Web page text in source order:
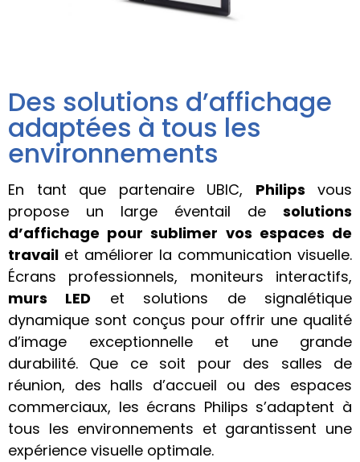
Des solutions d’affichage
adaptées à tous les
environnements
En tant que partenaire UBIC, Philips vous
propose un large éventail de solutions
d’affichage pour sublimer vos espaces de
travail et améliorer la communication visuelle.
Écrans professionnels, moniteurs interactifs,
murs LED et solutions de signalétique
dynamique sont conçus pour offrir une qualité
d’image exceptionnelle et une grande
durabilité. Que ce soit pour des salles de
réunion, des halls d’accueil ou des espaces
commerciaux, les écrans Philips s’adaptent à
tous les environnements et garantissent une
expérience visuelle optimale.